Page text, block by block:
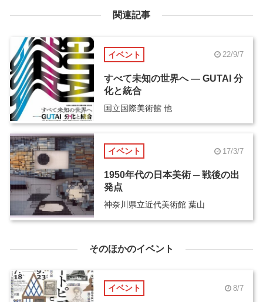
関連記事
イベント 22/9/7
すべて未知の世界へ ― GUTAI 分
化と統合
国立国際美術館 他
イベント 17/3/7
1950年代の日本美術 ─ 戦後の出
発点
神奈川県立近代美術館 葉山
そのほかのイベント
イベント 8/7